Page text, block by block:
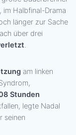
im Halbfinal-Drama
länger zur Sache
über drei
.
am linken
Stunden
legte Nadal
seinen